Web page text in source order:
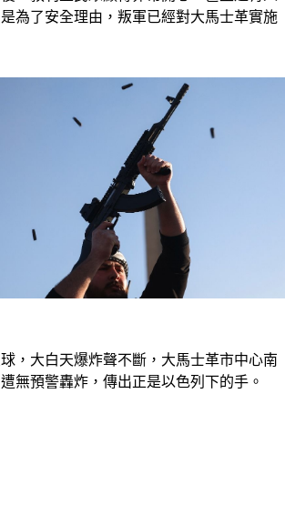
是為了安全理由，叛軍已經對大馬士革實施
，大白天爆炸聲不斷，大馬士革市中心南
無預警轟炸，傳出正是以色列下的手。